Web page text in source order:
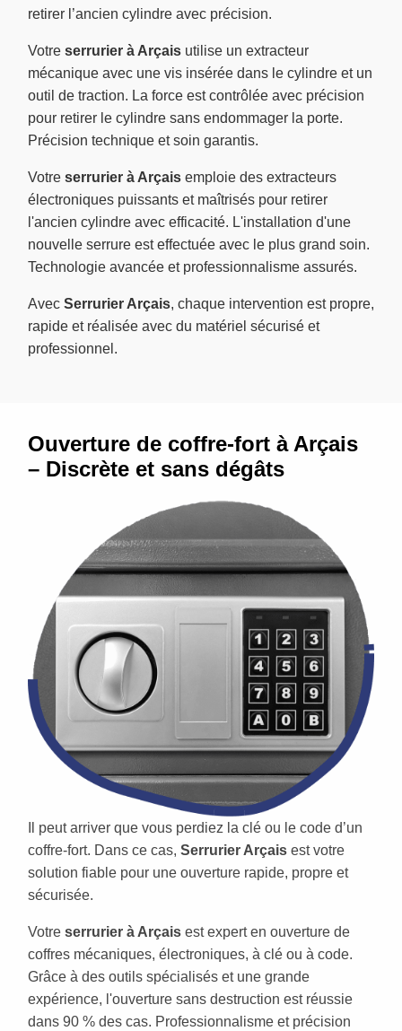
retirer l’ancien cylindre avec précision.
Votre serrurier à Arçais utilise un extracteur
mécanique avec une vis insérée dans le cylindre et un
outil de traction. La force est contrôlée avec précision
pour retirer le cylindre sans endommager la porte.
Précision technique et soin garantis.
Votre serrurier à Arçais emploie des extracteurs
électroniques puissants et maîtrisés pour retirer
l'ancien cylindre avec efficacité. L'installation d'une
nouvelle serrure est effectuée avec le plus grand soin.
Technologie avancée et professionnalisme assurés.
Avec Serrurier Arçais, chaque intervention est propre,
rapide et réalisée avec du matériel sécurisé et
professionnel.
Ouverture de coffre-fort à Arçais
– Discrète et sans dégâts
Il peut arriver que vous perdiez la clé ou le code d’un
coffre-fort. Dans ce cas, Serrurier Arçais est votre
solution fiable pour une ouverture rapide, propre et
sécurisée.
Votre serrurier à Arçais est expert en ouverture de
coffres mécaniques, électroniques, à clé ou à code.
Grâce à des outils spécialisés et une grande
expérience, l'ouverture sans destruction est réussie
dans 90 % des cas. Professionnalisme et précision